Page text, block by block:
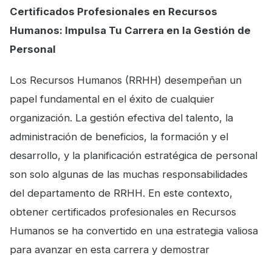
Certificados Profesionales en Recursos
Humanos: Impulsa Tu Carrera en la Gestión de
Personal
Los Recursos Humanos (RRHH) desempeñan un
papel fundamental en el éxito de cualquier
organización. La gestión efectiva del talento, la
administración de beneficios, la formación y el
desarrollo, y la planificación estratégica de personal
son solo algunas de las muchas responsabilidades
del departamento de RRHH. En este contexto,
obtener certificados profesionales en Recursos
Humanos se ha convertido en una estrategia valiosa
para avanzar en esta carrera y demostrar